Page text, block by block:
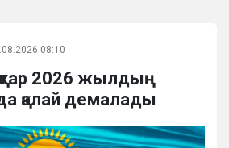
08:10
2026 жылдың
қалай демалады